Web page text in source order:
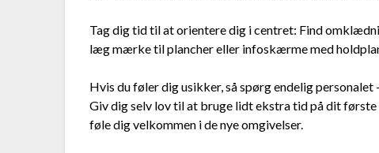
Tag dig tid til at orientere dig i centret: Find
læg mærke til plancher eller infoskærme med
Hvis du føler dig usikker, så spørg endelig
Giv dig selv lov til at bruge lidt ekstra tid på dit
føle dig velkommen i de nye omgivelser.